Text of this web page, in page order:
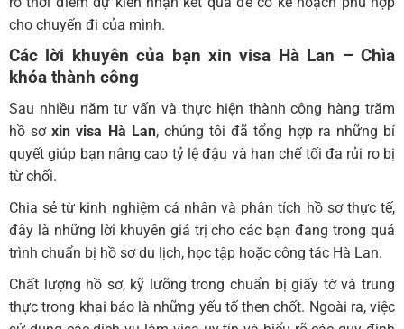
cho chuyến đi của mình.
Các lời khuyên của bạn xin visa Hà Lan – Chìa
khóa thành công
Sau nhiều năm tư vấn và thực hiện thành công hàng trăm
hồ sơxin visa Hà Lan, chúng tôi đã tổng hợp ra những bí
quyết giúp bạn nâng cao tỷ lệ đậu và hạn chế tối đa rủi ro bị
từ chối.
Chia sẻ từ kinh nghiệm cá nhân và phân tích hồ sơ thực tế,
đây là những lời khuyên giá trị cho các bạn đang trong quá
trình chuẩn bị hồ sơ du lịch, học tập hoặc công tác Hà Lan.
Chất lượng hồ sơ, kỹ lưỡng trong chuẩn bị giấy tờ và trung
thực trong khai báo là những yếu tố then chốt. Ngoài ra, việc